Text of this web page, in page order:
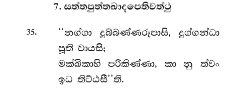
7. සත්තපුත්තඛාදපෙතිවත්ථු
35. ‘‘නග්ගා දුබ්බණ්ණරූපාසි, දුග්ගන්ධා
පූති වායසි;
මක්ඛිකාහිපරිකිණ්ණා, කා නු ත්වං
ඉධ තිට්ඨසී’’ති.